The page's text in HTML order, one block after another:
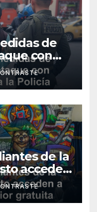
de
con
Policía
de la
acceden
gratuita